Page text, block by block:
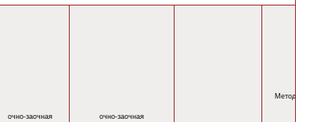
очно-заочная очно-заочная